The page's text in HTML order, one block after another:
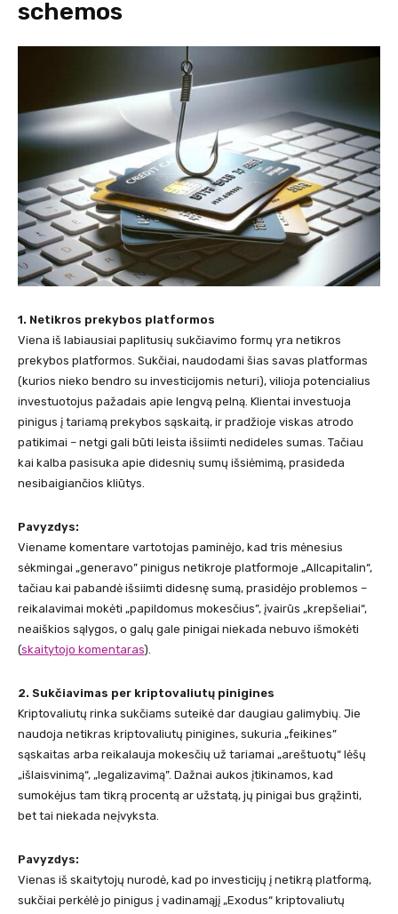
schemos
1. Netikros prekybos platformos
Viena iš labiausiai paplitusių sukčiavimo formų yra netikros
prekybos platformos. Sukčiai, naudodami šias savas platformas
(kurios nieko bendro su investicijomis neturi), vilioja potencialius
investuotojus pažadais apie lengvą pelną. Klientai investuoja
pinigus į tariamą prekybos sąskaitą, ir pradžioje viskas atrodo
patikimai – netgi gali būti leista išsiimti nedideles sumas. Tačiau
kai kalba pasisuka apie didesnių sumų išsiėmimą, prasideda
nesibaigiančios kliūtys.
Pavyzdys:
Viename komentare vartotojas paminėjo, kad tris mėnesius
sėkmingai „generavo” pinigus netikroje platformoje „Allcapitalin“,
tačiau kai pabandė išsiimti didesnę sumą, prasidėjo problemos –
reikalavimai mokėti „papildomus mokesčius”, įvairūs „krepšeliai“,
neaiškios sąlygos, o galų gale pinigai niekada nebuvo išmokėti ​
(skaitytojo komentaras).
2. Sukčiavimas per kriptovaliutų pinigines
Kriptovaliutų rinka sukčiams suteikė dar daugiau galimybių. Jie
naudoja netikras kriptovaliutų pinigines, sukuria „feikines”
sąskaitas arba reikalauja mokesčių už tariamai „areštuotų“ lėšų
„išlaisvinimą“, „legalizavimą”. Dažnai aukos įtikinamos, kad
sumokėjus tam tikrą procentą ar užstatą, jų pinigai bus grąžinti,
bet tai niekada neįvyksta.
Pavyzdys:
Vienas iš skaitytojų nurodė, kad po investicijų į netikrą platformą,
sukčiai perkėlė jo pinigus į vadinamąjį „Exodus“ kriptovaliutų